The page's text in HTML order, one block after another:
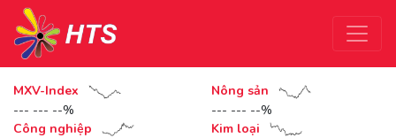
MXV-Index
--- --- --%
Nông sản
--- --- --%
Công nghiệp
Kim loại